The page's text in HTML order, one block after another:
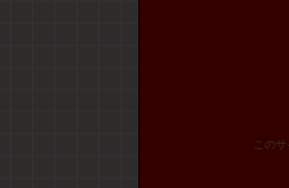
この